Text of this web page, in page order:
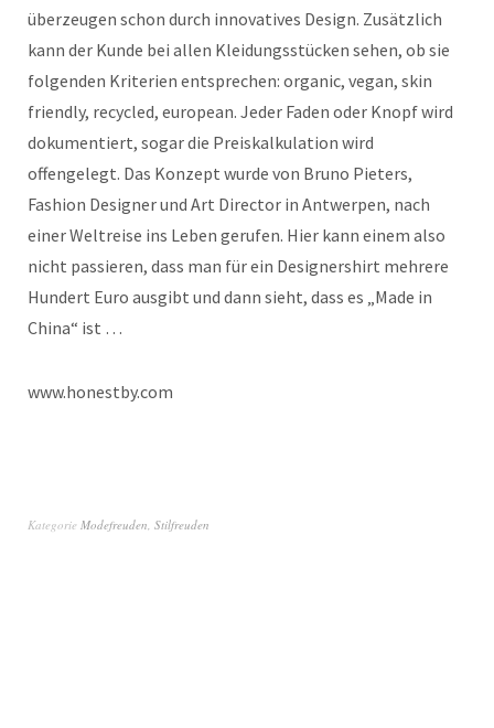
überzeugen schon durch innovatives Design. Zusätzlich
kann der Kunde bei allen Kleidungsstücken sehen, ob sie
folgenden Kriterien entsprechen: organic, vegan, skin
friendly, recycled, european. Jeder Faden oder Knopf wird
dokumentiert, sogar die Preiskalkulation wird
offengelegt. Das Konzept wurde von Bruno Pieters,
Fashion Designer und Art Director in Antwerpen, nach
einer Weltreise ins Leben gerufen. Hier kann einem also
nicht passieren, dass man für ein Designershirt mehrere
Hundert Euro ausgibt und dann sieht, dass es „Made in
China“ ist …
www.honestby.com
Kategorie Modefreuden Stilfreuden